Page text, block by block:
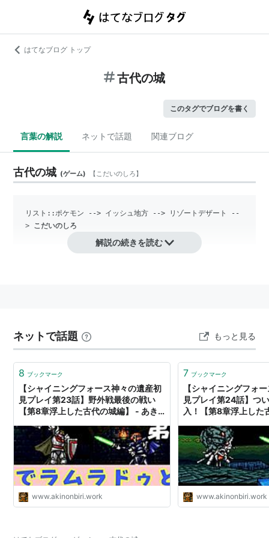
はてなブログ トップ
古代の城
このタグでブログを書く
言葉の解説 ネットで話題 関連ブログ
古代の城 (ゲーム) 【こだいのしろ】
リスト::ポケモン
--> イッシュ地方 --> リゾートデザート --
> こだいのしろ
BW1
地上1階地下6階の塔のようなダンジョンとなっており、
出入り口は2か所ある(西側は出口専用)。
ストーリー中ではリュウラセンの塔探訪後に訪れ、B5F
でゲーチスの話を聞くイベントがある。
途中では化石をもらえるイベントもある*1。
ED後にはB5F、ゲーチスがいた部屋から先に進めるよう
になり、最下層のB6Fへ行けるようになる。B6Fにはリ
ョクシがいて、話につきあうと技マシンを渡される。さ
らにその奥の部屋にウルガモスがいる。
解説の続きを読む
ネットで話題 もっと見る
8 ブックマーク
【シャイニングフォース神々の遺産初
見プレイ第23話】野外戦最後の戦い
【第8章浮上した古代の城編】 - あき
www.akinonbiri.work
7 ブックマーク
【シャイニングフォ
見プレイ第24話】つ
入！【第8章浮上した
www.akinonbiri.work